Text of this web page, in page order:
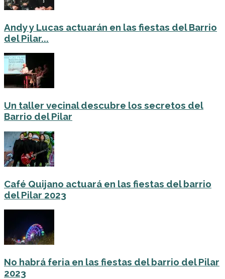
Andy y Lucas actuarán en las fiestas del Barrio
del Pilar...
Un taller vecinal descubre los secretos del
Barrio del Pilar
Café Quijano actuará en las fiestas del barrio
del Pilar 2023
No habrá feria en las fiestas del barrio del Pilar
2023